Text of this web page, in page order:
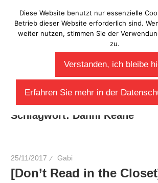
Inhalt
springen
Schlagwort: Danni Keane
25/11/2017 Gabi
[Don’t Read in the
Diese Website benutzt nur essenzielle
Betrieb dieser Website erforderlich sind.
weiter nutzen, stimmen Sie der
zu.
Verstanden, ich bleibe
Erfahren Sie mehr in der